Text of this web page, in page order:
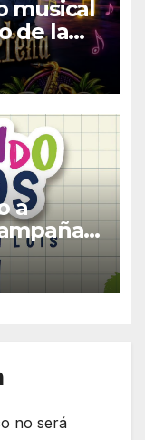
musical
de la
a
a
no será